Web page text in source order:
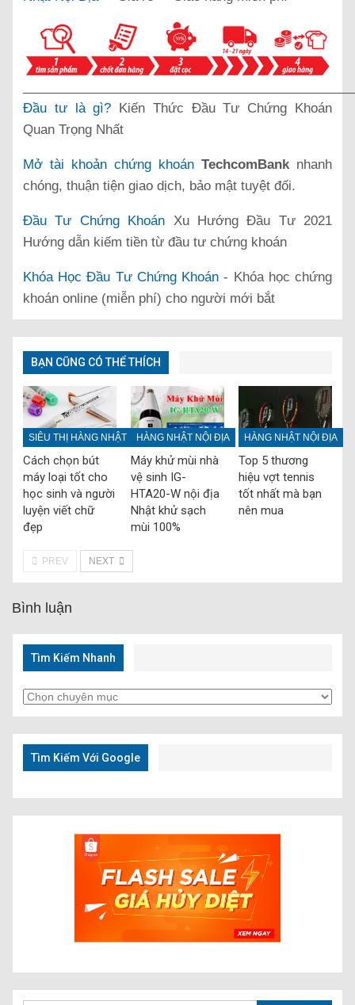
Đầu tư là gì? Kiến Thức Đầu Tư Chứng Khoán
Quan Trọng Nhất
Mở tài khoản chứng khoán TechcomBank nhanh
chóng, thuận tiện giao dịch, bảo mật tuyệt đối.
Đầu Tư Chứng Khoán Xu Hướng Đầu Tư 2021
Hướng dẫn kiếm tiền từ đầu tư chứng khoán
Khóa Học Đầu Tư Chứng Khoán - Khóa học chứng
khoán online (miễn phí) cho người mới bắt
BẠN CŨNG CÓ THỂ THÍCH
SIÊU THỊ HÀNG NHẬT
Cách chọn bút
máy loại tốt cho
học sinh và người
luyện viết chữ
đẹp
HÀNG NHẬT NỘI ĐỊA
Máy khử mùi nhà
vệ sinh IG-
HTA20-W nội địa
Nhật khử sạch
mùi 100%‎
HÀNG NHẬT NỘI ĐỊA
Top 5 thương
hiệu vợt tennis
tốt nhất mà bạn
nên mua
PREV NEXT
Bình luận
Tìm Kiếm Nhanh
Tìm
Kiếm
Nhanh
Tìm Kiếm Với Google